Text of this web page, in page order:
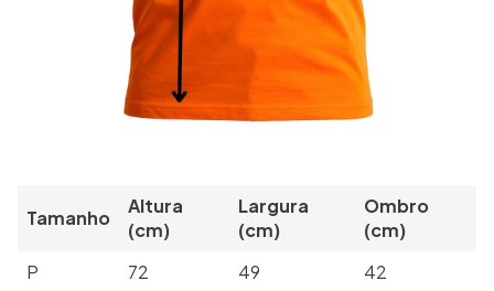
Tamanho
Altura
(cm)
Largura
(cm)
Ombro
(cm)
P
72 49
42